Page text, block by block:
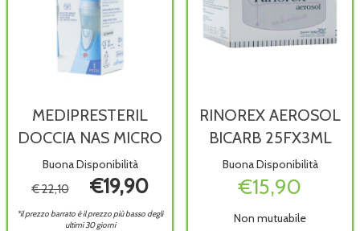
MEDIPRESTERIL
DOCCIA NAS MICRO
Buona Disponibilità
€ 22,10 €19,90
*il prezzo barrato è il prezzo più basso degli
ultimi 30 giorni
RINOREX AEROSOL
BICARB 25FX3ML
Buona Disponibilità
€15,90
Non mutuabile